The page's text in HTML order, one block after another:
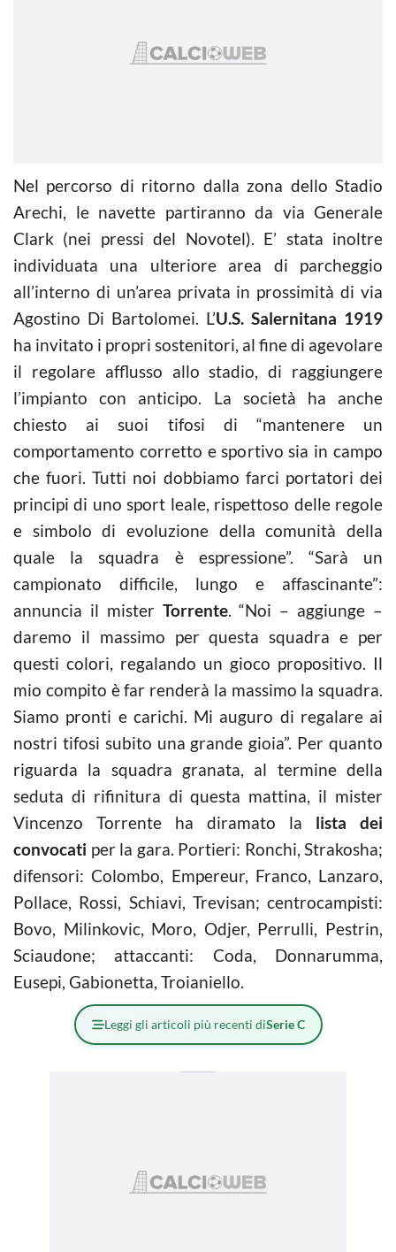
Nel percorso di ritorno dalla zona dello Stadio
Arechi, le navette partiranno da via Generale
Clark (nei pressi del Novotel). E’ stata inoltre
individuata una ulteriore area di parcheggio
all’interno di un’area privata in prossimità di via
Agostino Di Bartolomei. L’U.S. Salernitana 1919
ha invitato i propri sostenitori, al fine di agevolare
il regolare afflusso allo stadio, di raggiungere
l’impianto con anticipo. La società ha anche
chiesto ai suoi tifosi di “mantenere un
comportamento corretto e sportivo sia in campo
che fuori. Tutti noi dobbiamo farci portatori dei
principi di uno sport leale, rispettoso delle regole
e simbolo di evoluzione della comunità della
quale la squadra è espressione”. “Sarà un
campionato difficile, lungo e affascinante”:
annuncia il mister Torrente. “Noi – aggiunge –
daremo il massimo per questa squadra e per
questi colori, regalando un gioco propositivo. Il
mio compito è far renderà la massimo la squadra.
Siamo pronti e carichi. Mi auguro di regalare ai
nostri tifosi subito una grande gioia”. Per quanto
riguarda la squadra granata, al termine della
seduta di rifinitura di questa mattina, il mister
Vincenzo Torrente ha diramato la lista dei
convocati per la gara. Portieri: Ronchi, Strakosha;
difensori: Colombo, Empereur, Franco, Lanzaro,
Pollace, Rossi, Schiavi, Trevisan; centrocampisti:
Bovo, Milinkovic, Moro, Odjer, Perrulli, Pestrin,
Sciaudone; attaccanti: Coda, Donnarumma,
Eusepi, Gabionetta, Troianiello.
Leggi gli articoli più recenti diSerie C